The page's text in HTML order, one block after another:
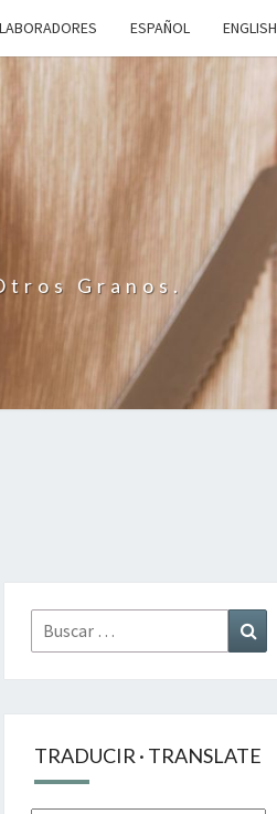
ESPAÑOL ENGLISH
Granos.
Buscar
por:
TRADUCIR · TRANSLATE